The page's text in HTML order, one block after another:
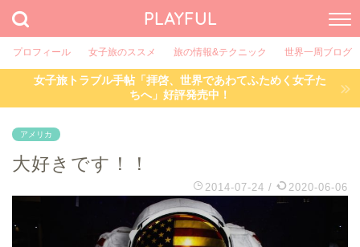
PLAYFUL
プロフィール 女子旅のススメ 旅の情報&テクニック 世界一周ブログ
女子旅トラブル手帖「拝啓、世界であわてふためく女子た
ちへ」好評発売中！
アメリカ
大好きです！！
2014-07-24 / 2020-06-06